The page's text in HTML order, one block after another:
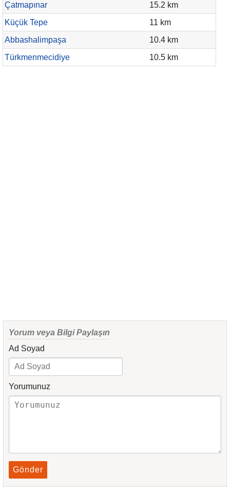
Çatmapınar
15.2 km
Küçük Tepe
11 km
Abbashalimpaşa
10.4 km
Türkmenmecidiye
10.5 km
Yorum veya Bilgi Paylaşın
Ad Soyad
Yorumunuz
Gönder